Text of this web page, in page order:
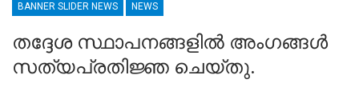
BANNER SLIDER NEWS NEWS
തദ്ദേശ സ്ഥാപനങ്ങളിൽ അംഗങ്ങൾ
സത്യപ്രതിജ്ഞ ചെയ്തു.